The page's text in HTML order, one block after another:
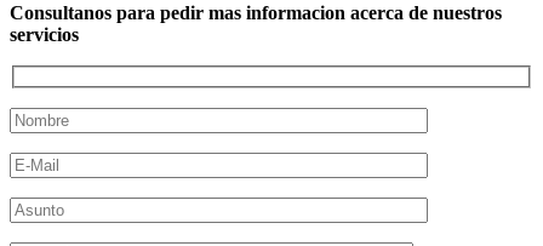
Consultanos para pedir mas informacion acerca de nuestros
servicios